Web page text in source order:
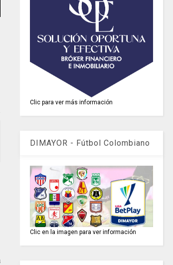
Clic para ver más información
DIMAYOR - Fútbol Colombiano
Clic en la imagen para ver información